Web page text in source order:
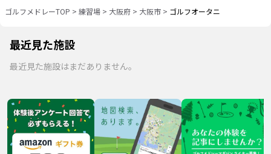
ゴルフメドレーTOP > 練習場 > 大阪府 > 大阪市 > ゴルフオータニ
最近見た施設
最近見た施設はまだありません。